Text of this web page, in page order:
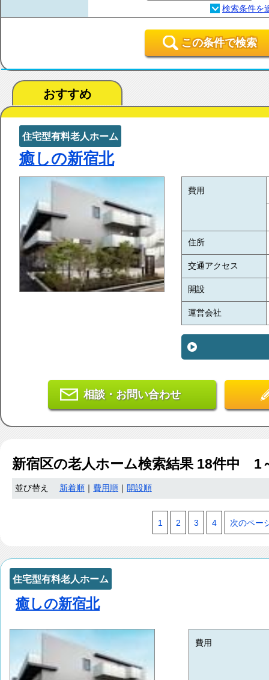
この条件で検索
おすすめ
住宅型有料老人ホーム
癒しの新宿北
費用
住所
交通アクセス
開設
運営会社
相談・お問い合わせ
新宿区の老人ホーム検索結果 18件中 1
並び替え 新着順 費用順 開設順
1 2 3 4 次のペー
住宅型有料老人ホーム
癒しの新宿北
費用